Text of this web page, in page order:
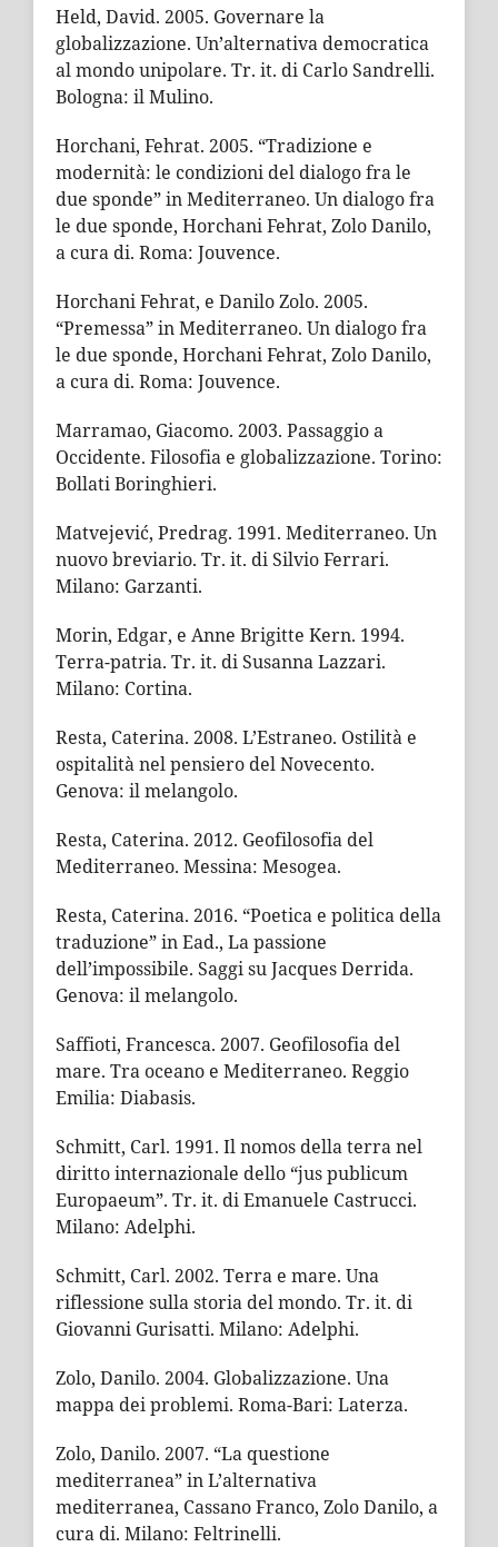
Held, David. 2005. Governare la
globalizzazione. Un’alternativa democratica
al mondo unipolare. Tr. it. di Carlo Sandrelli.
Bologna: il Mulino.
Horchani, Fehrat. 2005. “Tradizione e
modernità: le condizioni del dialogo fra le
due sponde” in Mediterraneo. Un dialogo fra
le due sponde, Horchani Fehrat, Zolo Danilo,
a cura di. Roma: Jouvence.
Horchani Fehrat, e Danilo Zolo. 2005.
“Premessa” in Mediterraneo. Un dialogo fra
le due sponde, Horchani Fehrat, Zolo Danilo,
a cura di. Roma: Jouvence.
Marramao, Giacomo. 2003. Passaggio a
Occidente. Filosofia e globalizzazione. Torino:
Bollati Boringhieri.
Matvejević, Predrag. 1991. Mediterraneo. Un
nuovo breviario. Tr. it. di Silvio Ferrari.
Milano: Garzanti.
Morin, Edgar, e Anne Brigitte Kern. 1994.
Terra-patria. Tr. it. di Susanna Lazzari.
Milano: Cortina.
Resta, Caterina. 2008. L’Estraneo. Ostilità e
ospitalità nel pensiero del Novecento.
Genova: il melangolo.
Resta, Caterina. 2012. Geofilosofia del
Mediterraneo. Messina: Mesogea.
Resta, Caterina. 2016. “Poetica e politica della
traduzione” in Ead., La passione
dell’impossibile. Saggi su Jacques Derrida.
Genova: il melangolo.
Saffioti, Francesca. 2007. Geofilosofia del
mare. Tra oceano e Mediterraneo. Reggio
Emilia: Diabasis.
Schmitt, Carl. 1991. Il nomos della terra nel
diritto internazionale dello “jus publicum
Europaeum”. Tr. it. di Emanuele Castrucci.
Milano: Adelphi.
Schmitt, Carl. 2002. Terra e mare. Una
riflessione sulla storia del mondo. Tr. it. di
Giovanni Gurisatti. Milano: Adelphi.
Zolo, Danilo. 2004. Globalizzazione. Una
mappa dei problemi. Roma-Bari: Laterza.
Zolo, Danilo. 2007. “La questione
mediterranea” in L’alternativa
mediterranea, Cassano Franco, Zolo Danilo, a
cura di. Milano: Feltrinelli.